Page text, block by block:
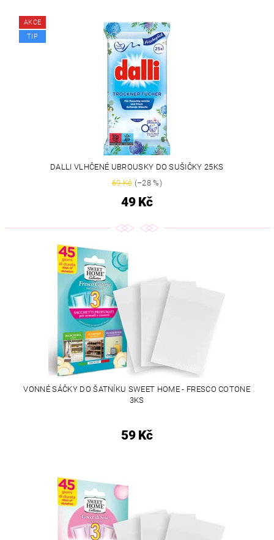
AKCE
TIP
DALLI VLHČENÉ UBROUSKY DO SUŠIČKY 25KS
69 Kč(–28 %)
49 Kč
VONNÉ SÁČKY DO ŠATNÍKU SWEET HOME - FRESCO COTONE
3KS
59 Kč